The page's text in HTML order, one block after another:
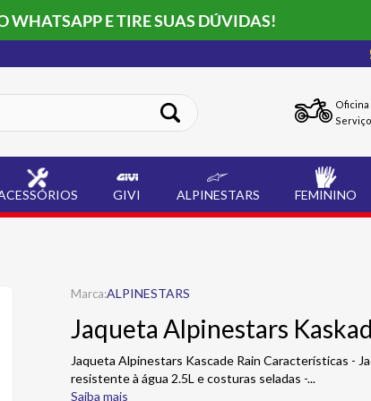
WHATSAPP E TIRE SUAS DÚVIDAS!
Oficina
GIVI ALPINESTARS FEMININO
ALPINESTARS
Jaqueta Alpinestars
Jaqueta Alpinestars Kascade Rain Características -
resistente à água 2.5L e costuras seladas -...
Saiba mais